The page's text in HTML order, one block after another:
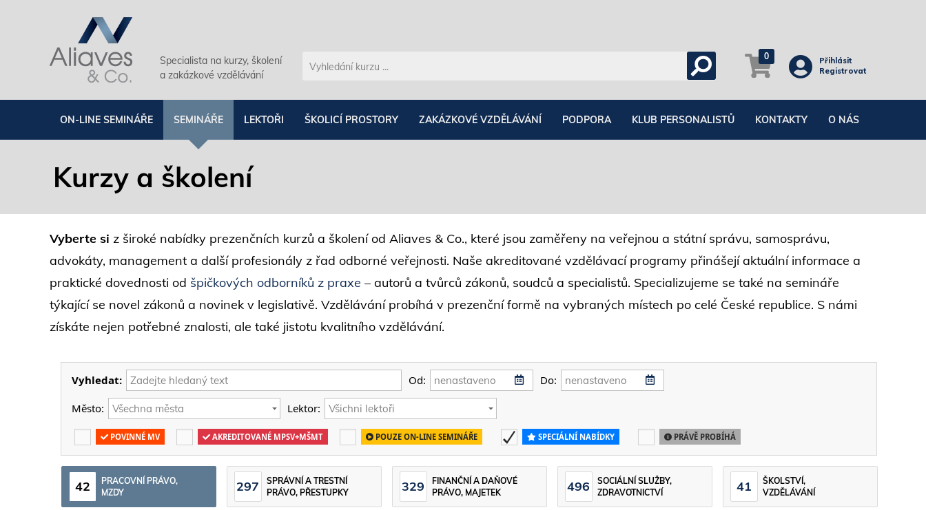
Specialista na kurzy, školení
a zakázkové vzdělávání
0
Přihlásit
Registrovat
ON-LINE SEMINÁŘE SEMINÁŘE LEKTOŘI ŠKOLICÍ PROSTORY ZAKÁZKOVÉ VZDĚLÁVÁNÍ PODPORA KLUB PERSONALISTŮ KONTAKTY O NÁS
Kurzy a školení
Vyberte si z široké nabídky prezenčních kurzů a školení od Aliaves & Co., které jsou zaměřeny na veřejnou a státní správu, samosprávu,
advokáty, management a další profesionály z řad odborné veřejnosti. Naše akreditované vzdělávací programy přinášejí aktuální informace a
praktické dovednosti od špičkových odborníků z praxe – autorů a tvůrců zákonů, soudců a specialistů. Specializujeme se také na semináře
týkající se novel zákonů a novinek v legislativě. Vzdělávání probíhá v prezenční formě na vybraných místech po celé České republice. S námi
získáte nejen potřebné znalosti, ale také jistotu kvalitního vzdělávání.
Vyhledat: Od: Do:
Město: Lektor:
POVINNÉ MV AKREDITOVANÉ MPSV+MŠMT POUZE ON-LINE SEMINÁŘE SPECIÁLNÍ NABÍDKY PRÁVĚ PROBÍHÁ
42
PRACOVNÍ PRÁVO,
MZDY
297
SPRÁVNÍ A TRESTNÍ
PRÁVO, PŘESTUPKY
329
FINANČNÍ A DAŇOVÉ
PRÁVO, MAJETEK
496
SOCIÁLNÍ SLUŽBY,
ZDRAVOTNICTVÍ
41
ŠKOLSTVÍ,
VZDĚLÁVÁNÍ